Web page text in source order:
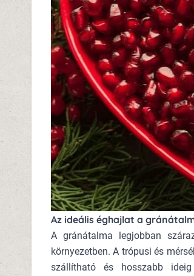
Az ideális éghajlat a
A gránátalma legjobban
környezetben. A trópusi és
szállítható és hosszabb